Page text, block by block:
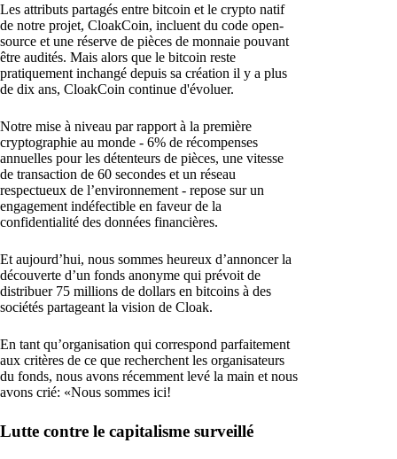
Les attributs partagés entre bitcoin et le crypto natif
de notre projet, CloakCoin, incluent du code open-
source et une réserve de pièces de monnaie pouvant
être audités. Mais alors que le bitcoin reste
pratiquement inchangé depuis sa création il y a plus
de dix ans, CloakCoin continue d'évoluer.
Notre mise à niveau par rapport à la première
cryptographie au monde - 6% de récompenses
annuelles pour les détenteurs de pièces, une vitesse
de transaction de 60 secondes et un réseau
respectueux de l’environnement - repose sur un
engagement indéfectible en faveur de la
confidentialité des données financières.
Et aujourd’hui, nous sommes heureux d’annoncer la
découverte d’un fonds anonyme qui prévoit de
distribuer 75 millions de dollars en bitcoins à des
sociétés partageant la vision de Cloak.
En tant qu’organisation qui correspond parfaitement
aux critères de ce que recherchent les organisateurs
du fonds, nous avons récemment levé la main et nous
avons crié: «Nous sommes ici!
Lutte contre le capitalisme surveillé